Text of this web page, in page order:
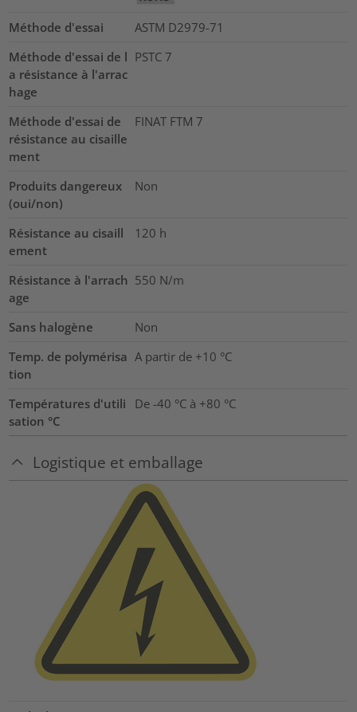
Méthode d'essai
ASTM D2979-71
Méthode d'essai de l
a résistance à l'arrac
hage
PSTC 7
Méthode d'essai de
résistance au cisaille
ment
FINAT FTM 7
Produits dangereux
(oui/non)
Non
Résistance au cisaill
ement
120 h
Résistance à l'arrach
age
550 N/m
Sans halogène
Non
Temp. de polymérisa
tion
A partir de +10 °C
Températures d'utili
sation °C
De -40 °C à +80 °C
Logistique et emballage